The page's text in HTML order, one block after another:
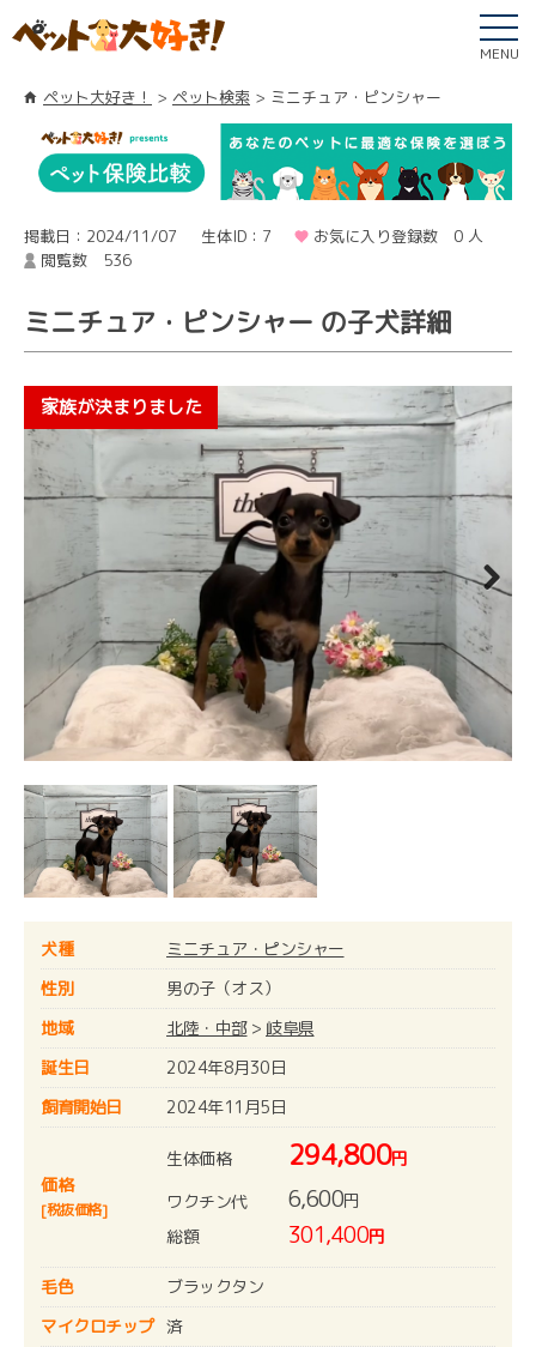
MENU
ペット大好き！ ペット検索 ミニチュア・ピンシャー
掲載日：2024/11/07 生体ID：7
お気に入り登録数 0 人
閲覧数 536
ミニチュア・ピンシャー の子犬詳細
Next
犬種
ミニチュア・ピンシャー
性別
男の子（オス）
地域
北陸・中部> 岐阜県
誕生日
2024年8月30日
飼育開始日
2024年11月5日
価格
[税抜価格]
生体価格 294,800円
ワクチン代
6,600円
総額
301,400円
毛色
ブラックタン
マイクロチップ 済